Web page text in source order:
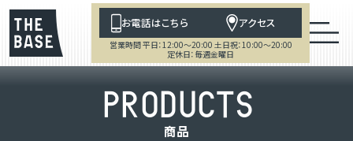
お電話はこちら アクセス
営業時間 平日：12:00～20:00 土日祝：10:00～20:00
定休日：毎週金曜日
PRODUCTS
商品